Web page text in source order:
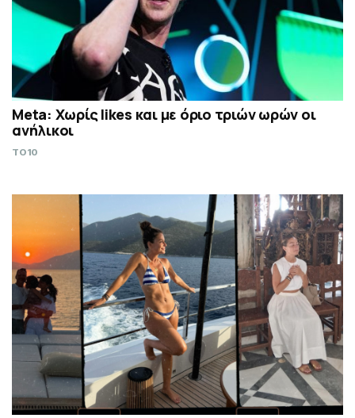
Meta: Χωρίς likes και με όριο τριών ωρών οι
ανήλικοι
TO10